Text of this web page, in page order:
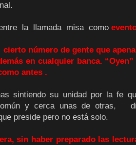
entre la llamada misa como
número de gente que
en cualquier banca.
antes .
sintiendo su unidad por la fe
y cerca unas de otras,
preside pero no está solo.
sin haber preparado las